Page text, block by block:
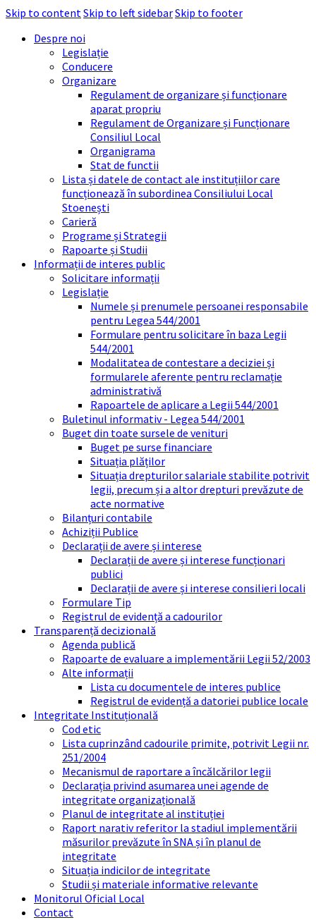
Skip to contentSkip to left sidebarSkip to footer
Despre noi
Legislație
Conducere
Organizare
Regulament de organizare și funcționare
aparat propriu
Regulament de Organizare și Funcționare
Consiliul Local
Organigrama
Stat de functii
Lista și datele de contact ale instituțiilor care
funcționează în subordinea Consiliului Local
Stoenești
Carieră
Programe și Strategii
Rapoarte și Studii
Informații de interes public
Solicitare informații
Legislație
Numele și prenumele persoanei responsabile
pentru Legea 544/2001
Formulare pentru solicitare în baza Legii
544/2001
Modalitatea de contestare a deciziei și
formularele aferente pentru reclamație
administrativă
Rapoartele de aplicare a Legii 544/2001
Buletinul informativ - Legea 544/2001
Buget din toate sursele de venituri
Buget pe surse financiare
Situația plăților
Situația drepturilor salariale stabilite potrivit
legii, precum și a altor drepturi prevăzute de
acte normative
Bilanțuri contabile
Achiziții Publice
Declarații de avere și interese
Declarații de avere și interese funcționari
publici
Declarații de avere și interese consilieri locali
Formulare Tip
Registrul de evidență a cadourilor
Transparență decizională
Agenda publică
Rapoarte de evaluare a implementării Legii 52/2003
Alte informații
Lista cu documentele de interes publice
Registrul de evidență a datoriei publice locale
Integritate Instituțională
Cod etic
Lista cuprinzând cadourile primite, potrivit Legii nr.
251/2004
Mecanismul de raportare a încălcărilor legii
Declarația privind asumarea unei agende de
integritate organizațională
Planul de integritate al instituției
Raport narativ referitor la stadiul implementării
măsurilor prevăzute în SNA și în planul de
integritate
Situația indicilor de integritate
Studii și materiale informative relevante
Monitorul Oficial Local
Contact